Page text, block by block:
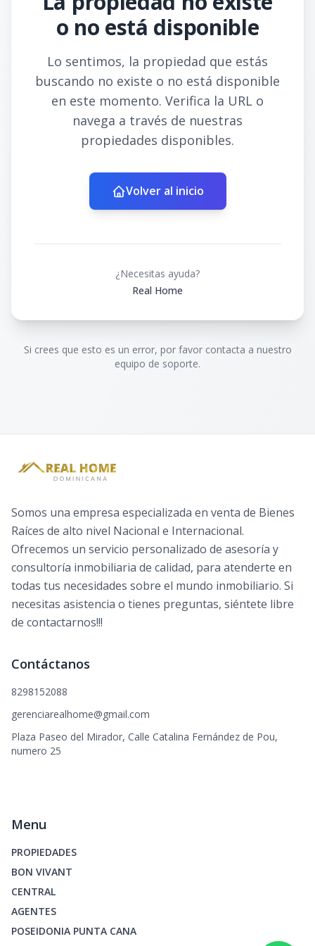
o no está disponible
Lo sentimos, la propiedad que estás
buscando no existe o no está disponible
en este momento. Verifica la URL o
navega a través de nuestras
propiedades disponibles.
Volver al inicio
¿Necesitas ayuda?
Real Home
Si crees que esto es un error, por favor contacta a nuestro
equipo de soporte.
Somos una empresa especializada en venta de Bienes
Raíces de alto nivel Nacional e Internacional.
Ofrecemos un servicio personalizado de asesoría y
consultoría inmobiliaria de calidad, para atenderte en
todas tus necesidades sobre el mundo inmobiliario. Si
necesitas asistencia o tienes preguntas, siéntete libre
de contactarnos!!!
Contáctanos
8298152088
gerenciarealhome@gmail.com
Plaza Paseo del Mirador, Calle Catalina Fernández de Pou,
numero 25
Menu
PROPIEDADES
BON VIVANT
CENTRAL
AGENTES
POSEIDONIA PUNTA CANA